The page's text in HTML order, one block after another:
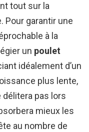
tout sur la
Pour garantir une
à la
un poulet
idéalement d’un
plus lente,
pas lors
mieux les
au nombre de